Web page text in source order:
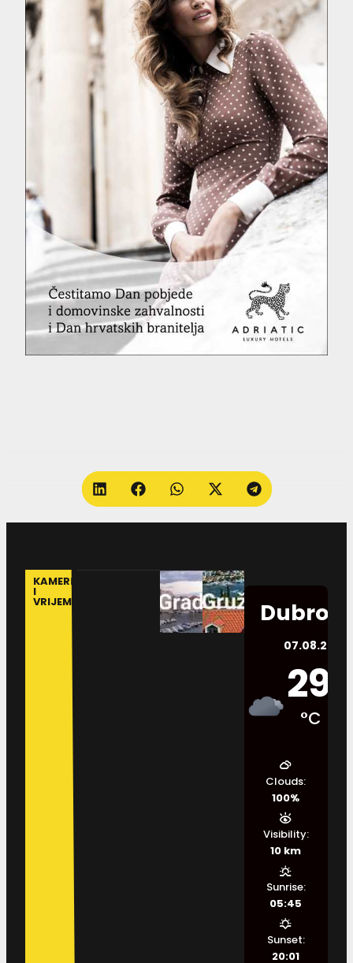
KAMERE
I
VRIJEME
07.08.2026.
29
°C
Clouds:
100%
Visibility:
10 km
Sunrise:
05:45
Sunset:
20:01